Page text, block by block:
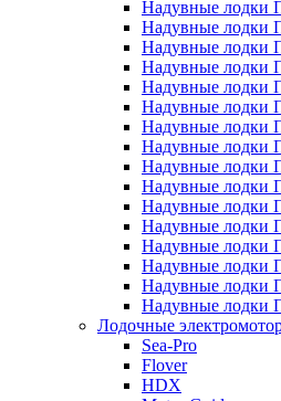
Надувные лодки
Надувные лодки
Надувные лодки
Надувные лодки
Надувные лодки
Надувные лодки
Надувные
Надувные лодки
Надувные лодки
Надувные лодки
Надувные лодки
Надувные лодки
Надувные лодки
Надувные
Надувные лодки
Надувные лодки
Лодочные
Sea-Pro
Flover
HDX